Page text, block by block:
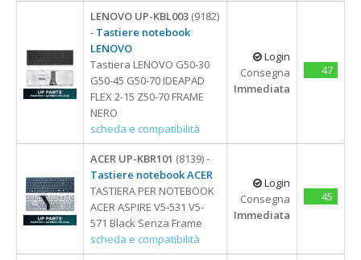
LENOVO UP-KBL003 (9182)
- Tastiere notebook
LENOVO
Tastiera LENOVO G50-30
G50-45 G50-70 IDEAPAD
FLEX 2-15 Z50-70 FRAME
NERO
scheda e compatibilità
Login
Consegna
Immediata
47
ACER UP-KBR101 (8139) -
Tastiere notebook ACER
TASTIERA PER NOTEBOOK
ACER ASPIRE V5-531 V5-
571 Black Senza Frame
scheda e compatibilità
Login
Consegna
Immediata
45